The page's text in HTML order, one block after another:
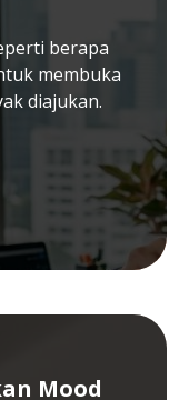
berapa
membuka
diajukan.
Mood